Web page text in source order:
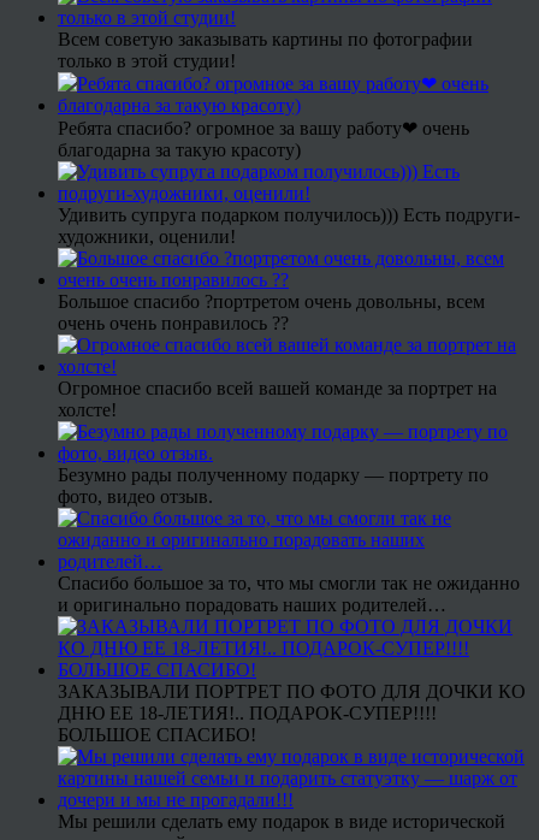
Всем советую заказывать картины по фотографии
только в этой студии!
Ребята спасибо? огромное за вашу работу❤ очень
благодарна за такую красоту)
Удивить супруга подарком получилось))) Есть подруги-
художники, оценили!
Большое спасибо ?портретом очень довольны, всем
очень очень понравилось ??
Огромное спасибо всей вашей команде за портрет на
холсте!
Безумно рады полученному подарку — портрету по
фото, видео отзыв.
Спасибо большое за то, что мы смогли так не ожиданно
и оригинально порадовать наших родителей…
ЗАКАЗЫВАЛИ ПОРТРЕТ ПО ФОТО ДЛЯ ДОЧКИ КО
ДНЮ ЕЕ 18-ЛЕТИЯ!.. ПОДАРОК-СУПЕР!!!!
БОЛЬШОЕ СПАСИБО!
Мы решили сделать ему подарок в виде исторической